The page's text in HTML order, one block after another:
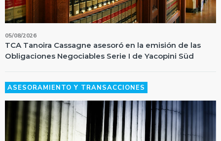
05/08/2026
TCA Tanoira Cassagne asesoró en la emisión de las
Obligaciones Negociables Serie I de Yacopini Süd
ASESORAMIENTO Y TRANSACCIONES